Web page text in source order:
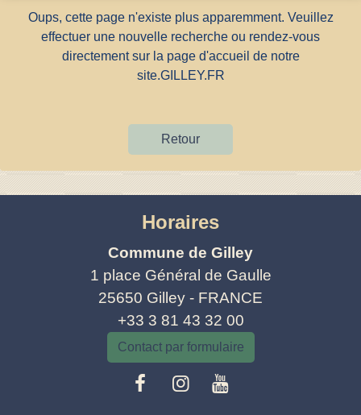
Oups, cette page n'existe plus apparemment. Veuillez
effectuer une nouvelle recherche ou rendez-vous
directement sur la page d'accueil de notre
site.GILLEY.FR
Retour
Horaires
Commune de Gilley
1 place Général de Gaulle
25650 Gilley - FRANCE
+33 3 81 43 32 00
Contact par formulaire